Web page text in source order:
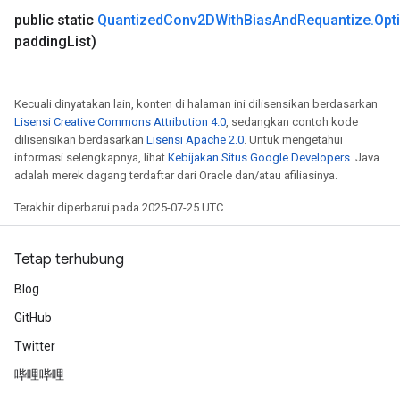
public static QuantizedConv2DWithBiasAndRequantize.
paddingList)
Kecuali dinyatakan lain, konten di halaman ini dilisensikan berdasarkan
Lisensi Creative Commons Attribution 4.0 , sedangkan contoh kode
dilisensikan berdasarkan Lisensi Apache 2.0 . Untuk mengetahui
informasi selengkapnya, lihat Kebijakan Situs Google Developers . Java
adalah merek dagang terdaftar dari Oracle dan/atau afiliasinya.
Terakhir diperbarui pada 2025-07-25 UTC.
Tetap terhubung
Blog
GitHub
Twitter
哔哩哔哩